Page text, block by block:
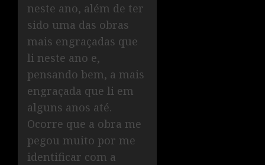
neste ano, além de ter
sido uma das obras
mais engraçadas que
li neste ano e,
pensando bem, a mais
engraçada que li em
alguns anos até.
Ocorre que a obra me
pegou muito por me
identificar com a